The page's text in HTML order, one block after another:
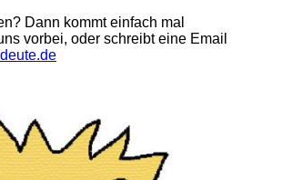
Dann kommt einfach mal
vorbei, oder schreibt eine Email